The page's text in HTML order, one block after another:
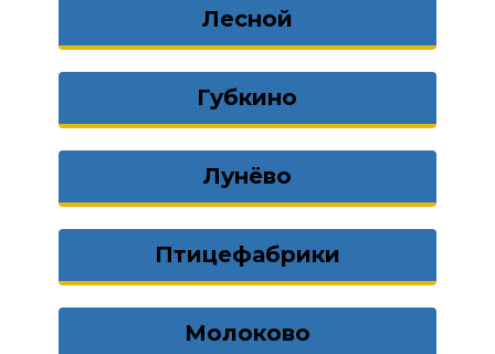
Лесной
Губкино
Лунёво
Птицефабрики
Молоково